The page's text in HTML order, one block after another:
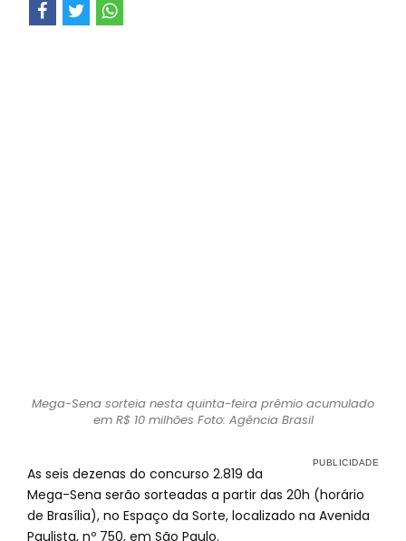
Mega-Sena sorteia nesta quinta-feira prêmio acumulado
em R$ 10 milhões Foto: Agência Brasil
As seis dezenas do concurso 2.819 da
Mega-Sena serão sorteadas a partir das 20h (horário
de Brasília), no Espaço da Sorte, localizado na Avenida
Paulista, nº 750, em São Paulo.